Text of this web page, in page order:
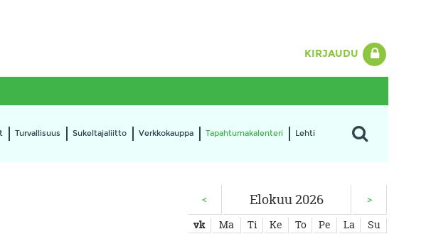
KIRJAUDU
Turvallisuus Sukeltajaliitto Verkkokauppa Tapahtumakalenteri Lehti
< Elokuu 2026
>
vk
Ma Ti Ke To Pe La
Su